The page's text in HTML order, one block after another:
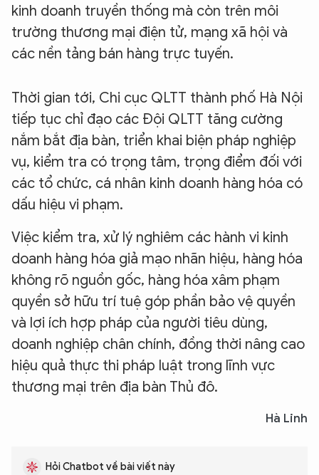
kinh doanh truyền thống mà còn trên môi
trường thương mại điện tử, mạng xã hội và
các nền tảng bán hàng trực tuyến.
Thời gian tới, Chi cục QLTT thành phố Hà Nội
tiếp tục chỉ đạo các Đội QLTT tăng cường
nắm bắt địa bàn, triển khai biện pháp nghiệp
vụ, kiểm tra có trọng tâm, trọng điểm đối với
các tổ chức, cá nhân kinh doanh hàng hóa có
dấu hiệu vi phạm.
Việc kiểm tra, xử lý nghiêm các hành vi kinh
doanh hàng hóa giả mạo nhãn hiệu, hàng hóa
không rõ nguồn gốc, hàng hóa xâm phạm
quyền sở hữu trí tuệ góp phần bảo vệ quyền
và lợi ích hợp pháp của người tiêu dùng,
doanh nghiệp chân chính, đồng thời nâng cao
hiệu quả thực thi pháp luật trong lĩnh vực
thương mại trên địa bàn Thủ đô.
Hà Linh
Hỏi Chatbot về bài viết này
XIN CHÀO,
TÔI LÀ CHATBOT CỦA
Hãy hỏi tôi bất kỳ điều gì bạn cần biết về
An Ninh Thủ Đô nhé. Tôi sẵn sàng hỗ trợ!